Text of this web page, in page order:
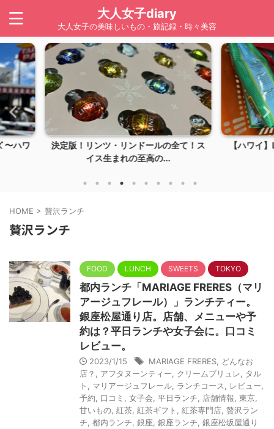
大人女子diary
大人女子の美味しいもの・旅記録・時々美容
て！ス
【ハワイ】LION COFFEE（ライオンコ
ーヒー）は...
【ハワイ
HOME > 贅沢ランチ
贅沢ランチ
FOOD LUNCH SWEETS TOKYO
都内ランチ「MARIAGE FRERES（マリ
アージュフレール）」ランチティー。
銀座松屋通り店。店舗、メニューや予
約は？平日ランチや女子会に。口コミ
レビュー。
2023/1/15 MARIAGE FRERES
どんなお
店？
アフタヌーンティー クリームブリュレ
タル
ト
マリアージュフレール ランチコース レビュー
予約
口コミ 女子会 平日ランチ 店舗情報 東京
甘いもの 紅茶 紅茶ギフト 紅茶専門店 贅沢ラン
チ 都内ランチ 銀座 銀座ランチ 銀座松坂屋通り